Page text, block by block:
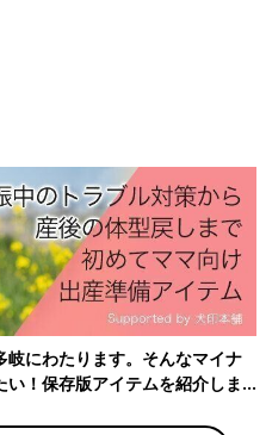
した投稿
５カ月ごろにピローとにぎに
て、３つ合わせて２〜３週間程
時でも、「赤ちゃんのために」
はぎれ（綿100%）を手芸店
上のポンポンは100円ショッ
の小さな頭でも安定しやすく
す。なにより王冠デザイン
にわたります。そんなマイナ
！保存版アイテムを紹介しま